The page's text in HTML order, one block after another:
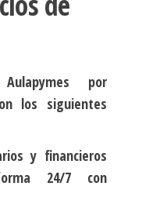
por
los siguientes
y financieros
24/7 con